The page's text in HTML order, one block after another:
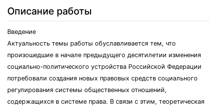
Описание работы
Введение
Актуальность темы работы обуславливается тем, что
произошедшие в начале предыдущего десятилетии изменения
социально-политического устройства Российской Федерации
потребовали создания новых правовых средств социального
регулирования системы общественных отношений,
содержащихся в системе права. В связи с этим, теоретическая